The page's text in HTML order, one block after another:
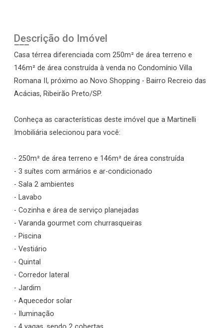
Descrição do Imóvel
Casa térrea diferenciada com 250m² de área terreno e
146m² de área construída à venda no Condomínio Villa
Romana II, próximo ao Novo Shopping - Bairro Recreio das
Acácias, Ribeirão Preto/SP.
Conheça as características deste imóvel que a Martinelli
Imobiliária selecionou para você:
- 250m² de área terreno e 146m² de área construída
- 3 suítes com armários e ar-condicionado
- Sala 2 ambientes
- Lavabo
- Cozinha e área de serviço planejadas
- Varanda gourmet com churrasqueiras
- Piscina
- Vestiário
- Quintal
- Corredor lateral
- Jardim
- Aquecedor solar
- Iluminação